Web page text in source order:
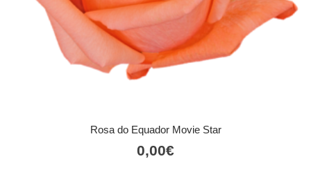
Rosa do Equador Movie Star
0,00€